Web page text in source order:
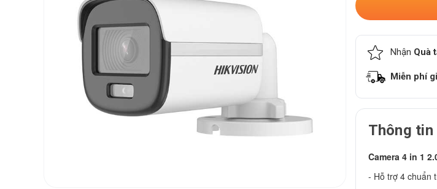
Nhận Quà
Miễn phí
Thông tin
Camera 4 in 1
- Hỗ trợ 4 chuẩn